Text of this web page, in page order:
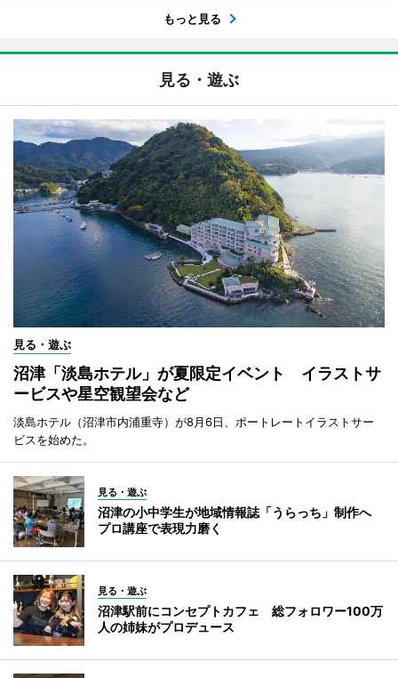
もっと見る
見る・遊ぶ
見る・遊ぶ
沼津「淡島ホテル」が夏限定イベント イラストサ
ービスや星空観望会など
淡島ホテル（沼津市内浦重寺）が8月6日、ポートレートイラストサー
ビスを始めた。
見る・遊ぶ
沼津の小中学生が地域情報誌「うらっち」制作へ
プロ講座で表現力磨く
見る・遊ぶ
沼津駅前にコンセプトカフェ 総フォロワー100万
人の姉妹がプロデュース